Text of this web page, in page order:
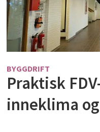
BYGGDRIFT
Praktisk
inneklima